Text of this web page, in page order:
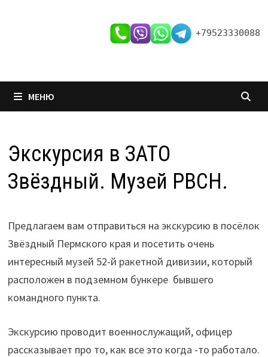
+79523330088
МЕНЮ
Экскурсия в ЗАТО
Звёздный. Музей РВСН.
Предлагаем вам отправиться на экскурсию в посёлок
Звёздный Пермского края и посетить очень
интересный музей 52-й ракетной дивизии, который
расположен в подземном бункере бывшего
командного пункта.
Экскурсию проводит военнослужащий, офицер
рассказывает про то, как все это когда -то работало.